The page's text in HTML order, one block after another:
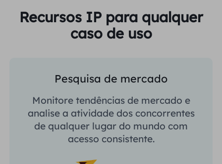
Recursos IP para qualquer
caso de uso
Pesquisa de mercado
Monitore tendências de mercado e
analise a atividade dos concorrentes
de qualquer lugar do mundo com
acesso consistente.